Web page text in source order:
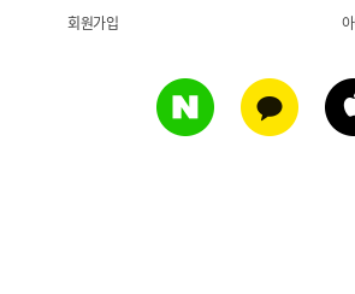
회원가입